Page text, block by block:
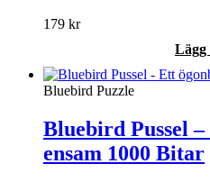
179 kr
Bluebird Puzzle
Bluebird Pussel
ensam 1000 Bitar